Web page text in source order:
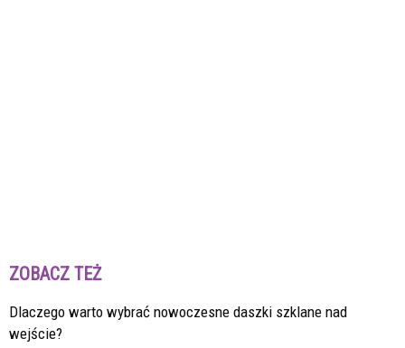
ZOBACZ TEŻ
Dlaczego warto wybrać nowoczesne daszki szklane nad
wejście?